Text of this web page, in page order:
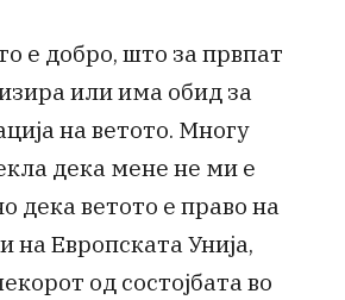
е добро, што за првпат
или има обид за
на ветото. Многу
дека мене не ми е
дека ветото е право на
на Европската Унија,
од состојбата во